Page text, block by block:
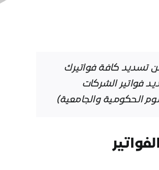
تسديد كافة فواتيرك
فواتير الشركات
الحكومية والجامعية)